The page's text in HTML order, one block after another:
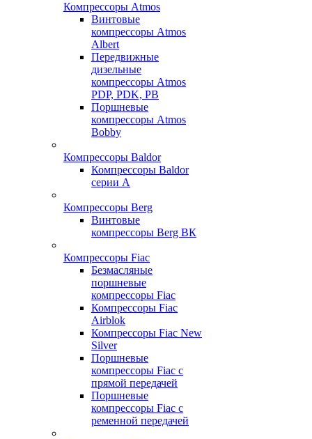
Компрессоры Atmos
Винтовые
компрессоры Atmos
Albert
Передвижные
дизельные
компрессоры Atmos
PDP, PDK, PB
Поршневые
компрессоры Atmos
Bobby
Компрессоры Baldor
Компрессоры Baldor
серии A
Компрессоры Berg
Винтовые
компрессоры Berg ВК
Компрессоры Fiac
Безмасляные
поршневые
компрессоры Fiac
Компрессоры Fiac
Airblok
Компрессоры Fiac New
Silver
Поршневые
компрессоры Fiac с
прямой передачей
Поршневые
компрессоры Fiac с
ременной передачей